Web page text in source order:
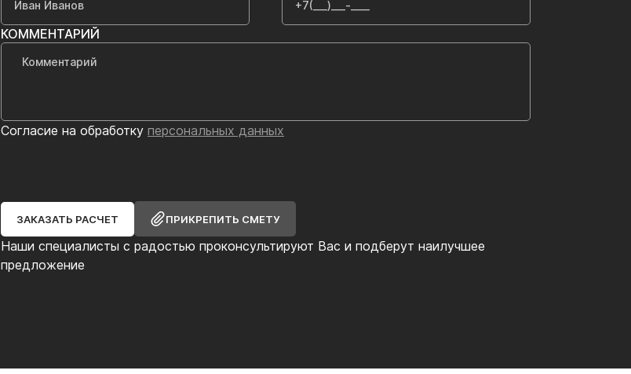
Наши специалисты с радостью проконсультируют Вас и подберут наилучшее
предложение
КОММЕНТАРИЙ
Согласие на обработку персональных данных
ЗАКАЗАТЬ РАСЧЕТ ПРИКРЕПИТЬ СМЕТУ